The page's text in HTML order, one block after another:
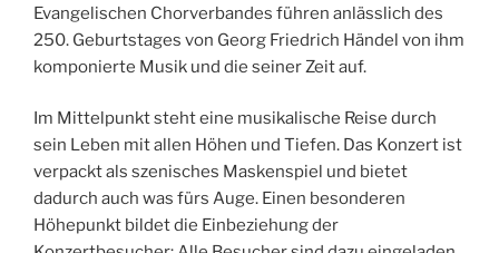
Evangelischen Chorverbandes führen anlässlich des
250. Geburtstages von Georg Friedrich Händel von ihm
komponierte Musik und die seiner Zeit auf.
Im Mittelpunkt steht eine musikalische Reise durch
sein Leben mit allen Höhen und Tiefen. Das Konzert ist
verpackt als szenisches Maskenspiel und bietet
dadurch auch was fürs Auge. Einen besonderen
Höhepunkt bildet die Einbeziehung der